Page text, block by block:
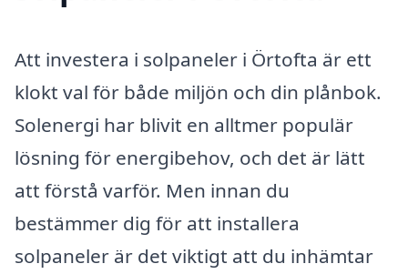
Att investera i solpaneler i Örtofta är ett
klokt val för både miljön och din plånbok.
Solenergi har blivit en alltmer populär
lösning för energibehov, och det är lätt
att förstå varför. Men innan du
bestämmer dig för att installera
solpaneler är det viktigt att du inhämtar